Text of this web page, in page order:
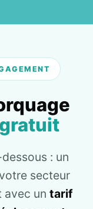
: un
secteur
avec un tarif